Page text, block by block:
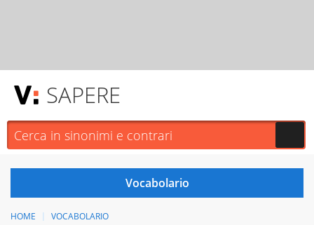
SAPERE
HOME VOCABOLARIO